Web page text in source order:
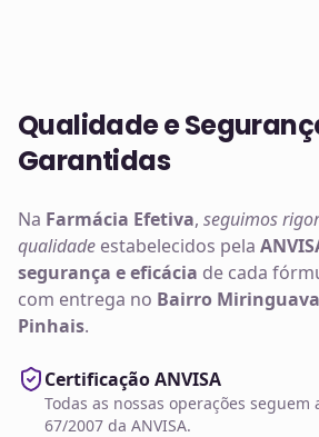
Qualidade e
Garantidas
Na Farmácia Efetiva, seguimos
qualidade estabelecidos pela
segurança e eficácia de cada
com entrega no Bairro Miringuava
Pinhais.
Certificação ANVISA
Todas as nossas operações seguem
67/2007 da ANVISA.